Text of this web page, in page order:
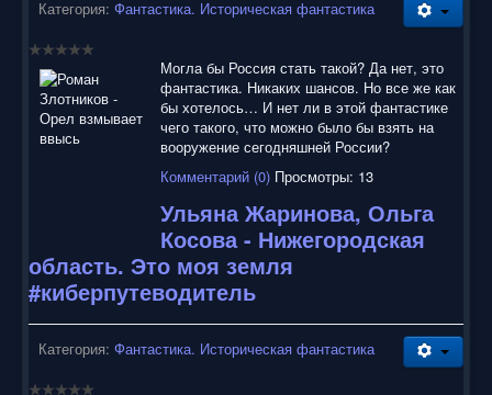
Категория: Фантастика. Историческая фантастика
Могла бы Россия стать такой? Да нет, это
фантастика. Никаких шансов. Но все же как
бы хотелось… И нет ли в этой фантастике
чего такого, что можно было бы взять на
вооружение сегодняшней России?
Комментарий (0) Просмотры: 13
Ульяна Жаринова, Ольга
Косова - Нижегородская
область. Это моя земля
#киберпутеводитель
Категория: Фантастика. Историческая фантастика